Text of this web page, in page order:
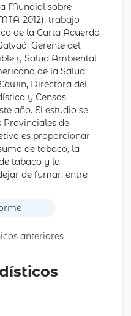
Mundial sobre
2012), trabajo
de la Carta Acuerdo
Gerente del
y Salud Ambiental
de la Salud
Directora del
y Censos
año. El estudio se
Provinciales de
es proporcionar
de tabaco, la
tabaco y la
de fumar, entre
anteriores